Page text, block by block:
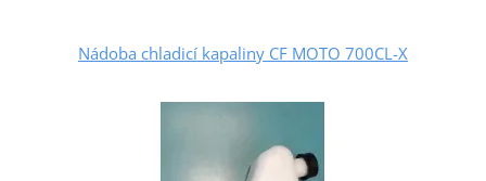
Nádoba chladicí kapaliny CF MOTO 700CL-X